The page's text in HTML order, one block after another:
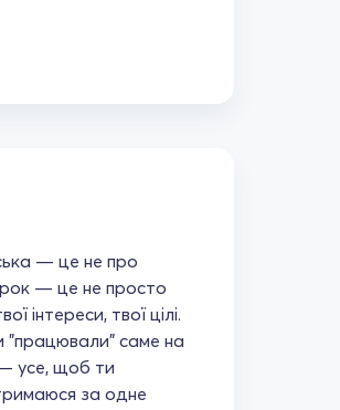
— це не про
— це не просто
інтереси, твої цілі.
"працювали" саме на
— усе, щоб ти
за одне